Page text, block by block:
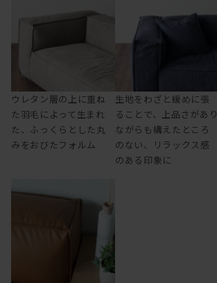
ウレタン層の上に重ね
た羽毛によって生まれ
た、ふっくらとした丸
みをおびたフォルム
生地をわざと緩めに張
ることで、上品さがあり
ながらも構えたところ
のない、リラックス感
のある印象に